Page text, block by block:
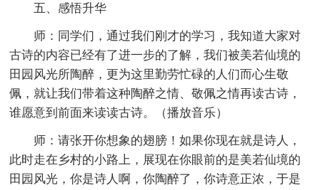
五、感悟升华
师：同学们，通过我们刚才的学习，我知道大家对
古诗的内容已经有了进一步的了解，我们被美若仙境的
田园风光所陶醉，更为这里勤劳忙碌的人们而心生敬
佩，就让我们带着这种陶醉之情、敬佩之情再读古诗，
谁愿意到前面来读读古诗。（播放音乐）
师：请张开你想象的翅膀！如果你现在就是诗人，
此时走在乡村的小路上，展现在你眼前的是美若仙境的
田园风光，你是诗人啊，你陶醉了，你诗意正浓，于是